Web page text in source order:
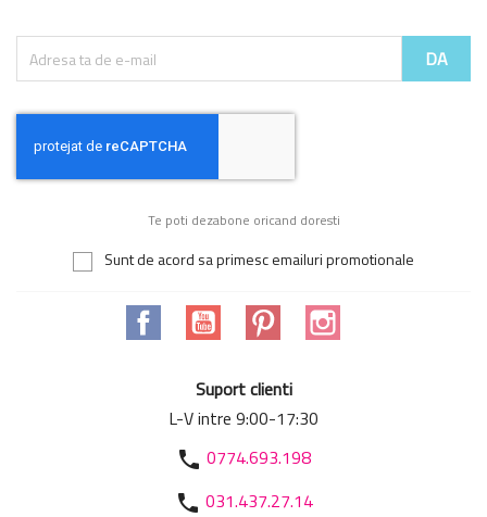
Te poti dezabone oricand doresti
Sunt de acord sa primesc emailuri promotionale
Facebook YouTube Pinterest
Suport clienti
L-V intre 9:00-17:30
phone 0774.693.198
phone 031.437.27.14